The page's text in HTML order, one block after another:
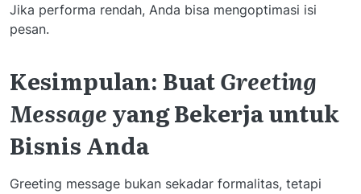
Jika performa rendah, Anda bisa mengoptimasi isi
pesan.
Kesimpulan: BuatGreeting
Messageyang Bekerja untuk
Bisnis Anda
Greeting message bukan sekadar formalitas, tetapi